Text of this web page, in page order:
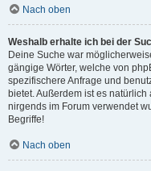
Nach oben
Weshalb erhalte ich bei der
Deine Suche war
gängige Wörter, welche von
spezifischere Anfrage und
bietet. Außerdem ist es
nirgends im Forum verwendet
Begriffe!
Nach oben